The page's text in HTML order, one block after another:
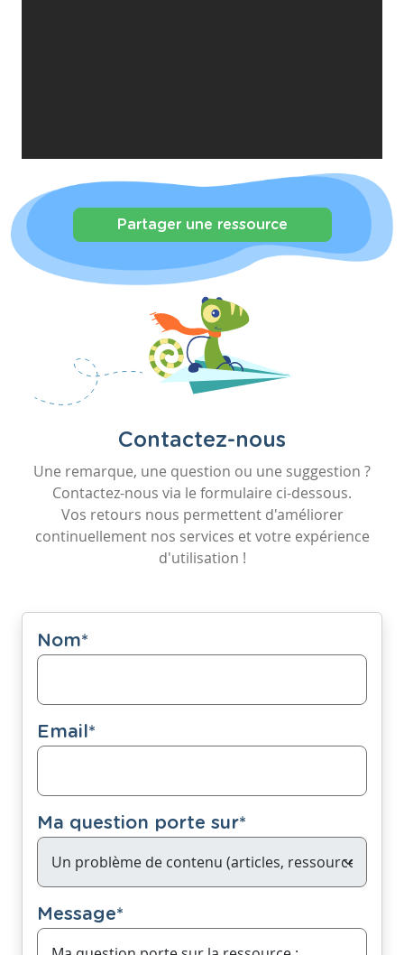
Partager une ressource
Contactez-nous
Une remarque, une question ou une suggestion ?
Contactez-nous via le formulaire ci-dessous.
Vos retours nous permettent d'améliorer
continuellement nos services et votre expérience
d'utilisation !
Nom*
Email*
Ma question porte sur*
Message*